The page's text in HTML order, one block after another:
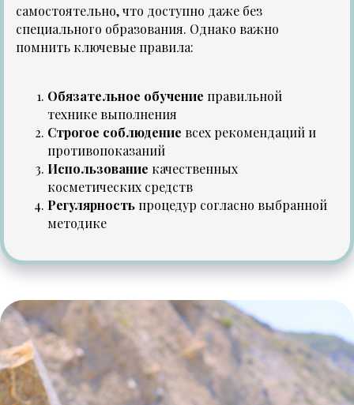
самостоятельно, что доступно даже без
специального образования. Однако важно
помнить ключевые правила:
Обязательное обучение правильной
технике выполнения
Строгое соблюдение всех рекомендаций и
противопоказаний
Использование качественных
косметических средств
Регулярность процедур согласно выбранной
методике